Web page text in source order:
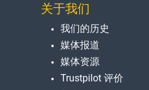
关于我们
我们的历史
媒体报道
媒体资源
Trustpilot 评价